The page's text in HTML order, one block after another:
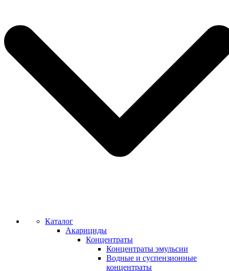
Каталог
Акарициды
Концентраты
Концентраты эмульсии
Водные и суспензионные
концентраты